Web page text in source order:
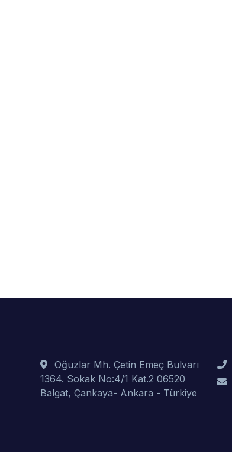
Oğuzlar Mh. Çetin Emeç Bulvarı
1364. Sokak No:4/1 Kat.2 06520
Balgat, Çankaya- Ankara - Türkiye